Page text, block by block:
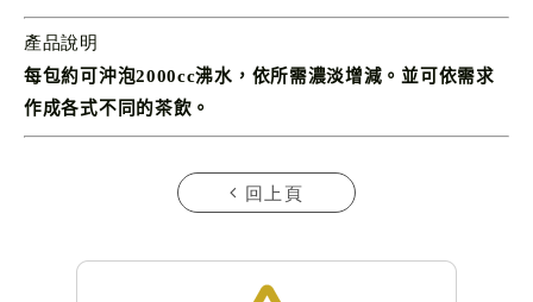
產品說明
每包約可沖泡2000cc沸水，依所需濃淡增減。並可依需求
作成各式不同的茶飲。
回上頁